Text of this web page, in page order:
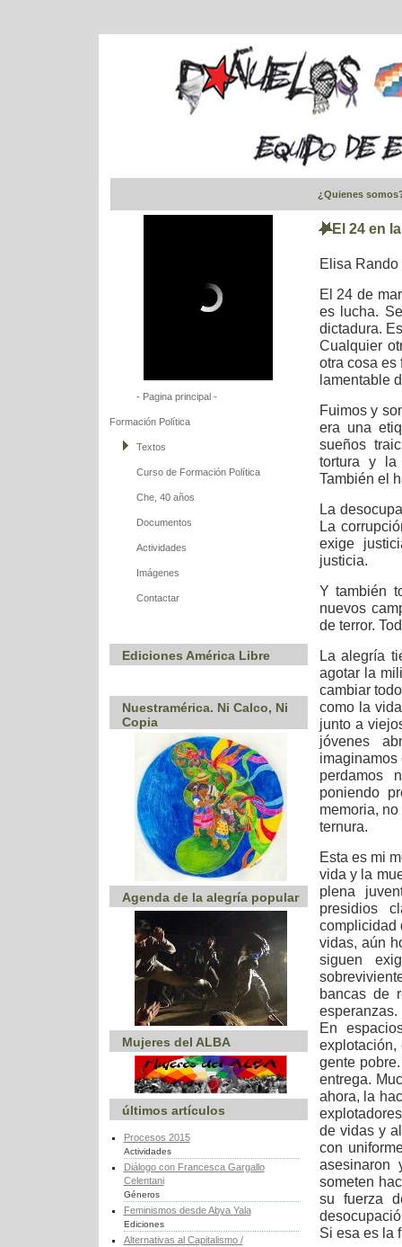
¿Quienes
- Pagina principal -
Formación Política
Textos
Curso de Formación Política
Che, 40 años
Documentos
Actividades
Imágenes
Contactar
Ediciones América Libre
Nuestramérica. Ni Calco, Ni
Copia
Agenda de la alegría popular
Mujeres del ALBA
últimos artículos
Procesos 2015
Actividades
Diálogo con Francesca Gargallo
Celentani
Géneros
Feminismos desde Abya Yala
Ediciones
Alternativas al Capitalismo /
El 24 en
Elisa
El 24 de
es lucha.
dictadura.
Cualquier
otra cosa es
lamentable
Fuimos y
era una
sueños
tortura y la
También el
La
La
exige
justicia.
Y también
nuevos
de terror.
La alegría
agotar la
cambiar
como la
junto a
jóvenes
perdamos
poniendo
memoria,
ternura.
Esta es mi
vida y la
plena
presidios
complicidad
vidas, aún
siguen
bancas de
En
gente
entrega.
ahora, la
de vidas y
con
asesinaron
someten
su fuerza
Si esa es la